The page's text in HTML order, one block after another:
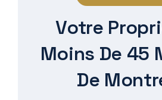
Votre
Moins De 45
De